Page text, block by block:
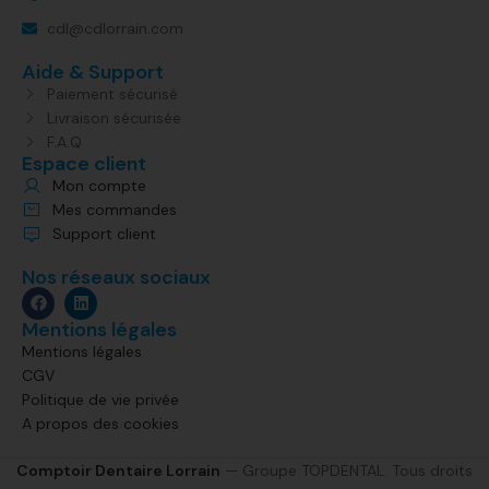
cdl@cdlorrain.com
Aide & Support
Paiement sécurisé
Livraison sécurisée
F.A.Q
Espace client
Mon compte
Mes commandes
Support client
Nos réseaux sociaux
Mentions légales
Mentions légales
CGV
Politique de vie privée
A propos des cookies
Comptoir Dentaire Lorrain — Groupe TOPDENTAL. Tous droits